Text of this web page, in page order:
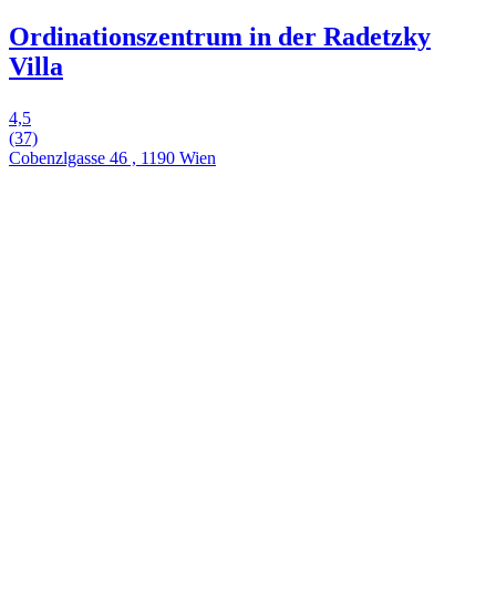
Ordinationszentrum in der Radetzky
Villa
4,5
(37)
Cobenzlgasse 46 , 1190 Wien